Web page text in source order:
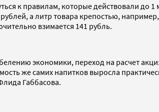
к правилам, которые действовали до
а литр товара крепостью,
взимается 141 рубль.
экономики, переход на расчет
же самих напитков выросла
Габбасова.